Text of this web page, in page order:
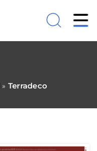
» Terradeco